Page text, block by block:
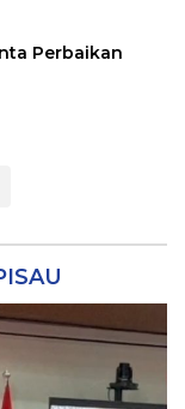
Perbaikan